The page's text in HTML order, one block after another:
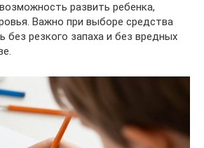
развить ребенка,
Важно при выборе средства
без резкого запаха и без вредных